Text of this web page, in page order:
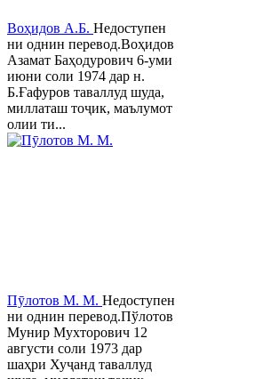
Воҳидов А.Б. Недоступен
ни однин перевод.Воҳидов
Азамат Баҳодурович 6-уми
июни соли 1974 дар н.
Б.Ғафуров таваллуд шуда,
миллаташ тоҷик, маълумот
олии ти...
Пӯлотов М. М. Недоступен
ни однин перевод.Пўлотов
Мунир Мухторович 12
августи соли 1973 дар
шаҳри Хуҷанд таваллуд